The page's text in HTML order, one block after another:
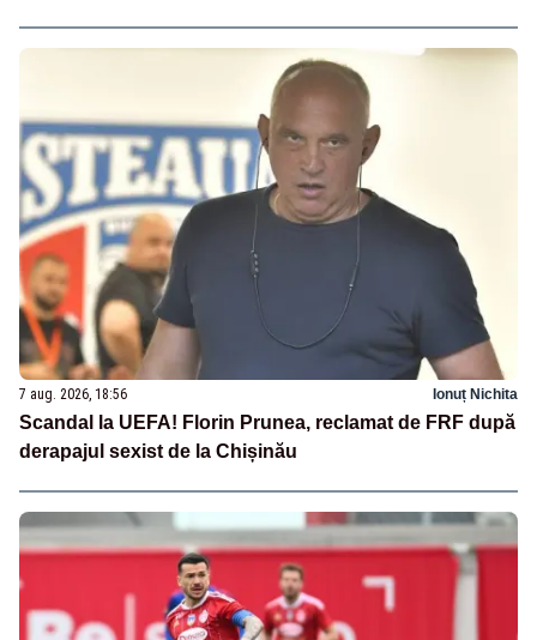
7 aug. 2026, 18:56 Ionuț Nichita
Scandal la UEFA! Florin Prunea, reclamat de FRF după
derapajul sexist de la Chișinău